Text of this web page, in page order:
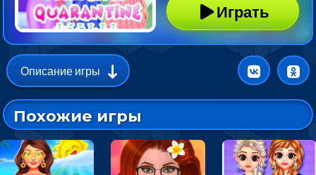
Играть
Описание игры
Похожие игры